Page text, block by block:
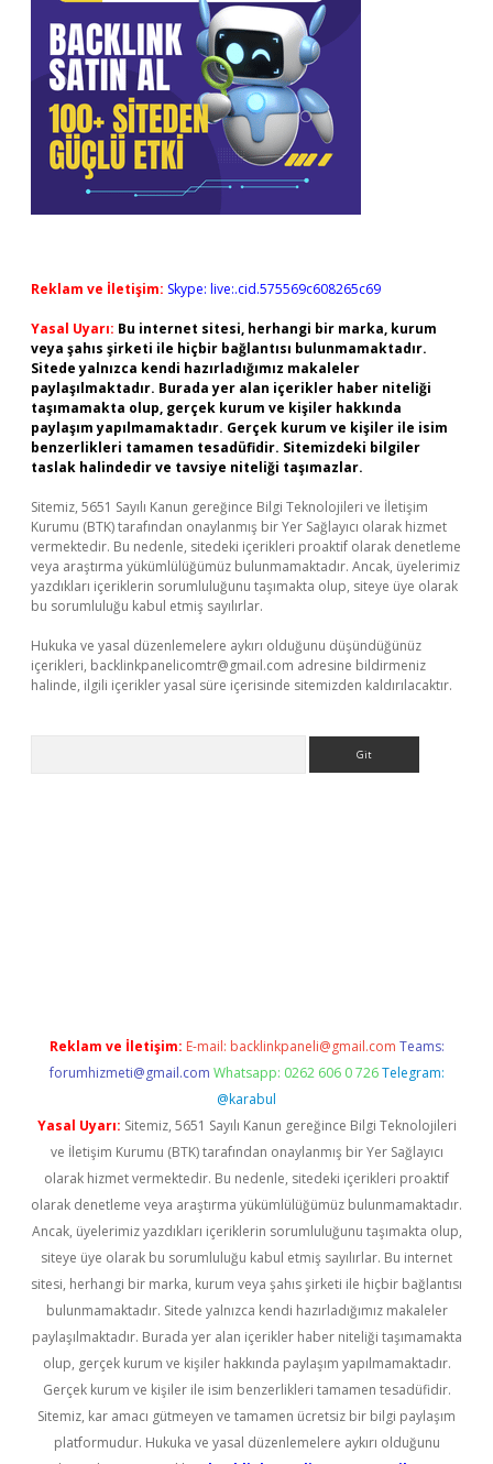
Reklam ve İletişim: Skype: live:.cid.575569c608265c69
Yasal Uyarı: Bu internet sitesi, herhangi bir marka, kurum
veya şahıs şirketi ile hiçbir bağlantısı bulunmamaktadır.
Sitede yalnızca kendi hazırladığımız makaleler
paylaşılmaktadır. Burada yer alan içerikler haber niteliği
taşımamakta olup, gerçek kurum ve kişiler hakkında
paylaşım yapılmamaktadır. Gerçek kurum ve kişiler ile isim
benzerlikleri tamamen tesadüfidir. Sitemizdeki bilgiler
taslak halindedir ve tavsiye niteliği taşımazlar.
Sitemiz, 5651 Sayılı Kanun gereğince Bilgi Teknolojileri ve İletişim
Kurumu (BTK) tarafından onaylanmış bir Yer Sağlayıcı olarak hizmet
vermektedir. Bu nedenle, sitedeki içerikleri proaktif olarak denetleme
veya araştırma yükümlülüğümüz bulunmamaktadır. Ancak, üyelerimiz
yazdıkları içeriklerin sorumluluğunu taşımakta olup, siteye üye olarak
bu sorumluluğu kabul etmiş sayılırlar.
Hukuka ve yasal düzenlemelere aykırı olduğunu düşündüğünüz
içerikleri, backlinkpanelicomtr@gmail.com adresine bildirmeniz
halinde, ilgili içerikler yasal süre içerisinde sitemizden kaldırılacaktır.
Reklam ve İletişim: E-mail: backlinkpaneli@gmail.com Teams:
forumhizmeti@gmail.com Whatsapp: 0262 606 0 726 Telegram:
@karabul
Yasal Uyarı: Sitemiz, 5651 Sayılı Kanun gereğince Bilgi Teknolojileri
ve İletişim Kurumu (BTK) tarafından onaylanmış bir Yer Sağlayıcı
olarak hizmet vermektedir. Bu nedenle, sitedeki içerikleri proaktif
olarak denetleme veya araştırma yükümlülüğümüz bulunmamaktadır.
Ancak, üyelerimiz yazdıkları içeriklerin sorumluluğunu taşımakta olup,
siteye üye olarak bu sorumluluğu kabul etmiş sayılırlar. Bu internet
sitesi, herhangi bir marka, kurum veya şahıs şirketi ile hiçbir bağlantısı
bulunmamaktadır. Sitede yalnızca kendi hazırladığımız makaleler
paylaşılmaktadır. Burada yer alan içerikler haber niteliği taşımamakta
olup, gerçek kurum ve kişiler hakkında paylaşım yapılmamaktadır.
Gerçek kurum ve kişiler ile isim benzerlikleri tamamen tesadüfidir.
Sitemiz, kar amacı gütmeyen ve tamamen ücretsiz bir bilgi paylaşım
platformudur. Hukuka ve yasal düzenlemelere aykırı olduğunu